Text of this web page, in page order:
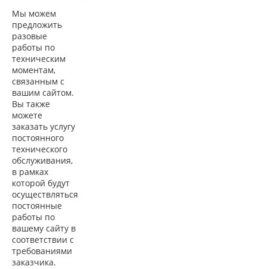
Мы можем
предложить
разовые
работы по
техническим
моментам,
связанным с
вашим сайтом.
Вы также
можете
заказать услугу
постоянного
технического
обслуживания,
в рамках
которой будут
осуществляться
постоянные
работы по
вашему сайту в
соответствии с
требованиями
заказчика.